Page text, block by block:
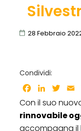
28 Febbraio
Condividi:
Facebook
LinkedIn
Con il suo
rinnovabile
accompagna il